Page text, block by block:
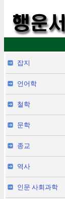
잡지
언어학
철학
문학
종교
역사
인문 사회과학